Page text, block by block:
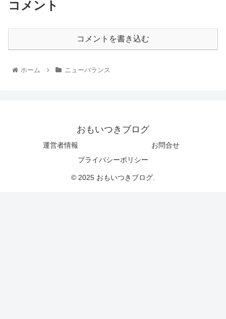
コメント
コメントを書き込む
ホーム ニューバランス
おもいつきブログ
運営者情報
お問合せ
プライバシーポリシー
© 2025 おもいつきブログ.